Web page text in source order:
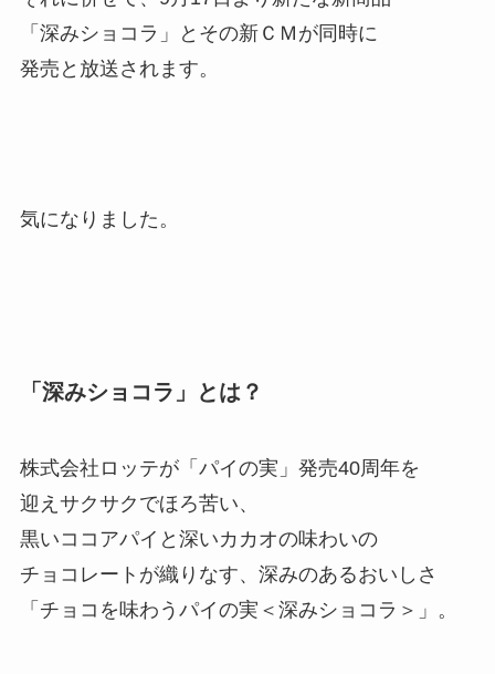
「深みショコラ」とその新ＣＭが同時に
発売と放送されます。
気になりました。
「深みショコラ」とは？
株式会社ロッテが「パイの実」発売40周年を
迎えサクサクでほろ苦い、
黒いココアパイと深いカカオの味わいの
チョコレートが織りなす、深みのあるおいしさ
「チョコを味わうパイの実＜深みショコラ＞」。